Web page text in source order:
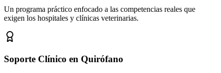
Un programa práctico enfocado a las competencias reales que
exigen los hospitales y clínicas veterinarias.
Soporte Clínico en Quirófano